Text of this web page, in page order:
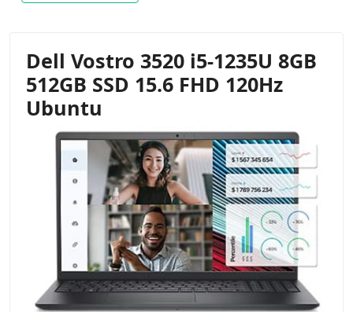
Dell Vostro 3520 i5-1235U 8GB
512GB SSD 15.6 FHD 120Hz
Ubuntu